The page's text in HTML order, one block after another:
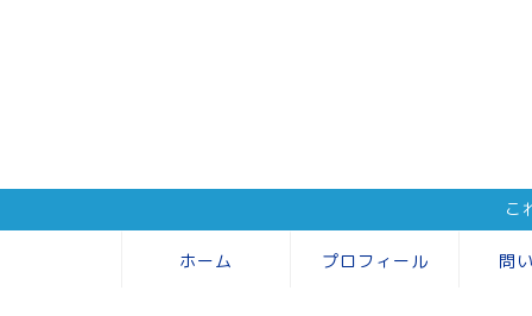
こ
ホーム プロフィール 問